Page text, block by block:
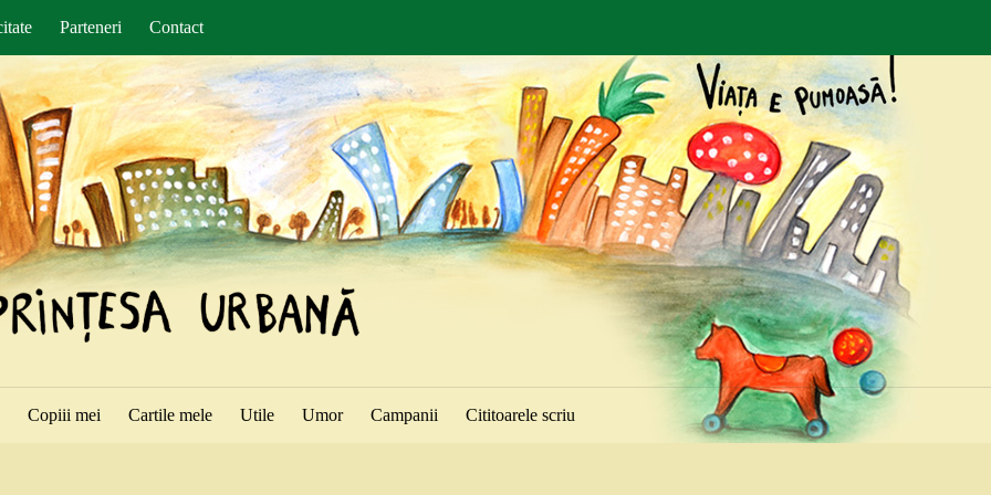
Parteneri Contact
Copiii mei Cartile mele Utile Umor Campanii Cititoarele scriu